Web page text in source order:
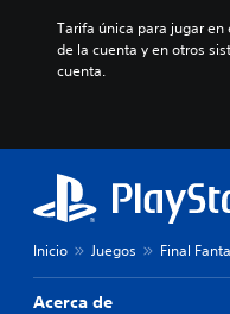
Tarifa única para jugar
de la cuenta y en otros
cuenta.
Inicio Juegos Final
Acerca de